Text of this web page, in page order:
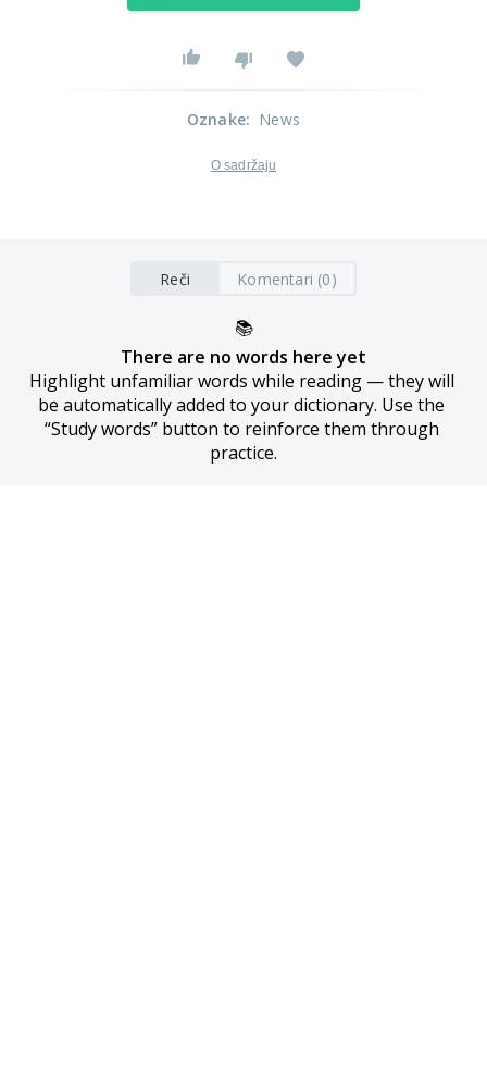
Oznake: News
O sadržaju
Reči Komentari (0)
📚
There are no words here yet
Highlight unfamiliar words while reading — they will
be automatically added to your dictionary. Use the
“Study words” button to reinforce them through
practice.